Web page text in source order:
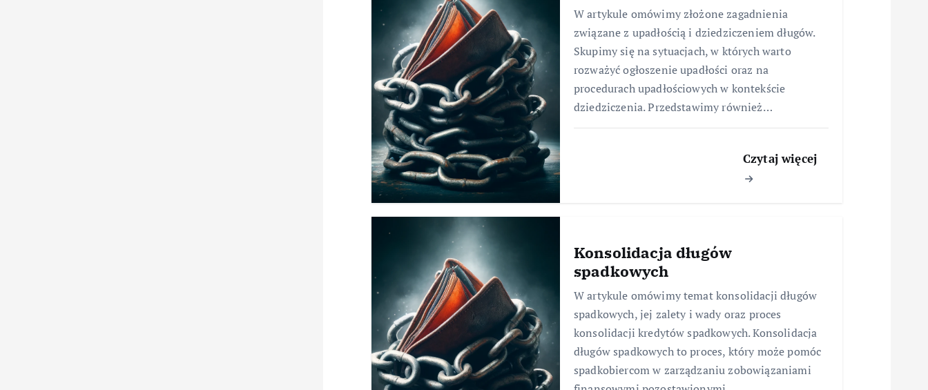
W artykule omówimy złożone zagadnienia
związane z upadłością i dziedziczeniem długów.
Skupimy się na sytuacjach, w których warto
rozważyć ogłoszenie upadłości oraz na
procedurach upadłościowych w kontekście
dziedziczenia. Przedstawimy również…
Czytaj więcej
Konsolidacja długów
spadkowych
W artykule omówimy temat konsolidacji długów
spadkowych, jej zalety i wady oraz proces
konsolidacji kredytów spadkowych. Konsolidacja
długów spadkowych to proces, który może pomóc
spadkobiercom w zarządzaniu zobowiązaniami